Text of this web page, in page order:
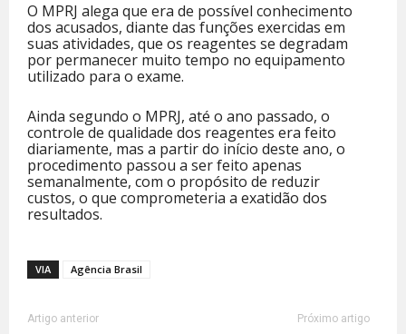
O MPRJ alega que era de possível conhecimento
dos acusados, diante das funções exercidas em
suas atividades, que os reagentes se degradam
por permanecer muito tempo no equipamento
utilizado para o exame.
Ainda segundo o MPRJ, até o ano passado, o
controle de qualidade dos reagentes era feito
diariamente, mas a partir do início deste ano, o
procedimento passou a ser feito apenas
semanalmente, com o propósito de reduzir
custos, o que comprometeria a exatidão dos
resultados.
VIA Agência Brasil
Artigo anterior Próximo artigo